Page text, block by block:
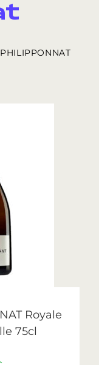
Royale
75cl